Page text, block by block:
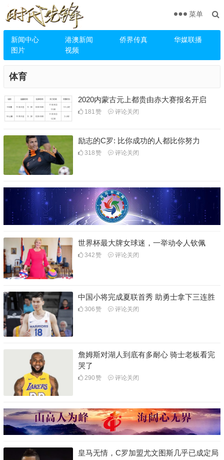
新闻中心 港澳新闻 侨界传真
华媒联播
图片
视频
菜单
体育
2020内蒙古元上都贵由赤大赛报名开启
181赞 评论关闭
励志的C罗: 比你成功的人都比你努力
318赞 评论关闭
世界杯最大牌女球迷，一举动令人钦佩
342赞 评论关闭
中国小将完成夏联首秀 助勇士拿下三连胜
306赞 评论关闭
詹姆斯对湖人到底有多耐心 骑士老板看完
哭了
290赞 评论关闭
皇马无情，C罗加盟尤文图斯几乎已成定局